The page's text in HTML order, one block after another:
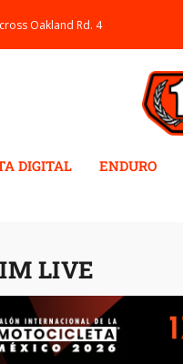
Oakland Rd. 4
DIGITAL ENDURO
LIVE